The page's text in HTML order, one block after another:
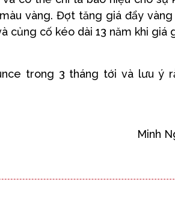
vàng. Đợt tăng giá đẩy
củng cố kéo dài 13 năm khi giá
trong 3 tháng tới và lưu ý
Minh